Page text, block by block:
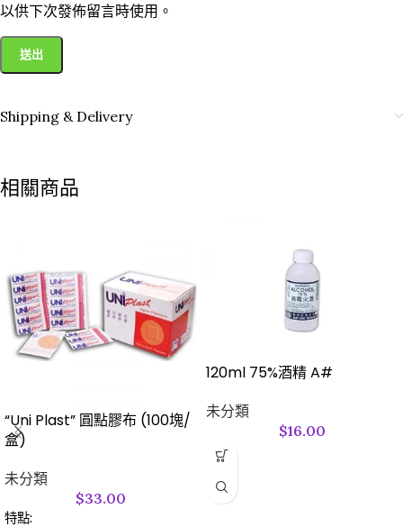
以供下次發佈留言時使用。
Shipping & Delivery
相關商品
“Uni Plast” 圓點膠布 (100塊/
盒)
未分類
$33.00
特點:
120ml 75%酒精 A#
未分類
$16.00